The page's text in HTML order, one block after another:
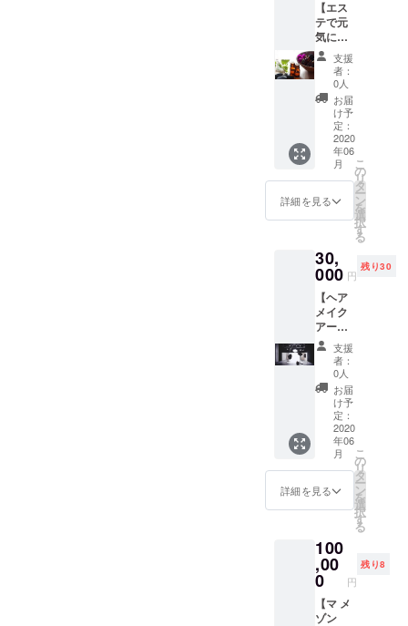
所 静岡
県静岡
市駿河
区登呂
2-14-
16 駐
車場完
備 ※店
舗まで
の交通
費はご
負担い
ます。
能下さ
い。 ※
開催日
2020年
6月6日
受付
17：30
～ パー
ティー
18：00
～20：
00 ※招
待券
（PDF
きま
す。 店
舗住所
静岡県
静岡市
駿河区
登呂2-
14-16
駐車場
完備 ※
店舗ま
での交
通費は
ご負担
いただ
す。
の色で
オリジ
ナルの
プリ
ザーブ
ドフラ
ワーを
制作、
希望の
お日に
ちにお
届けし
ます。
♪幸せの
好きな
花の色
を備考
欄にご
記入く
ださ
い。
（希望
に添え
ない色
もござ
いま
す） ※
納品希
望日も
備考欄
にご記
能期
2020年
6月～12
月
【エス
テで元
気にな
ろう】
心療カ
ウンセ
ラーで
あり、
ヘアー
メイク
アー
ティス
トでも
ある、
マ メゾ
ンのセ
ト岡本
佳子
が、心
も体も
リフ
レッ
シュさ
えてい
ただき
ます！
マ メゾ
ン以外
で、結
婚式を
される
方も歓
迎で
メゾン
内のブ
ライズ
ルーム
にて 泡
モコモ
支援
者：
0人
お届
け予
定：
2020
年06
月
詳細を見る
こ
の
リ
タ
ー
ン
を
選
択
す
る
30,
000 円
残り30
【ヘア
メイク
アー
ティス
ト岡本
佳子に
よるフ
ルメイ
ク付、
フォト
グラ
ファー
による
ポート
レート
撮影10
ト】
（デー
タでお
渡しし
ます）
老若男
支援
者：
0人
お届
け予
定：
2020
年06
月
詳細を見る
こ
の
リ
タ
ー
ン
を
選
択
す
る
100
,00
0 円
残り8
【マ メ
ゾン